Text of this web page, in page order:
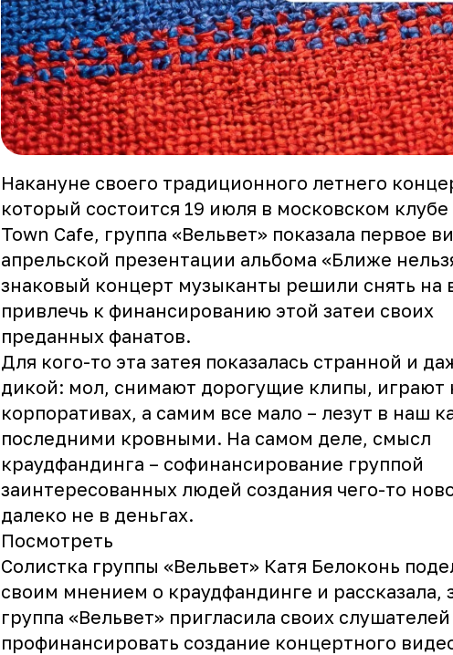
Накануне своего традиционного летнего
который состоится 19 июля в московском клубе
Town Cafe, группа «Вельвет» показала первое
апрельской презентации альбома «Ближе
знаковый концерт музыканты решили снять на
привлечь к финансированию этой затеи своих
преданных фанатов.
Для кого-то эта затея показалась странной и
дикой: мол, снимают дорогущие клипы, играют
корпоративах, а самим все мало – лезут в наш
последними кровными. На самом деле, смысл
краудфандинга – софинансирование группой
заинтересованных людей создания чего-то
далеко не в деньгах.
Посмотреть
Солистка группы «Вельвет» Катя Белоконь
своим мнением о краудфандинге и рассказала,
группа «Вельвет» пригласила своих слушателей
профинансировать создание концертного